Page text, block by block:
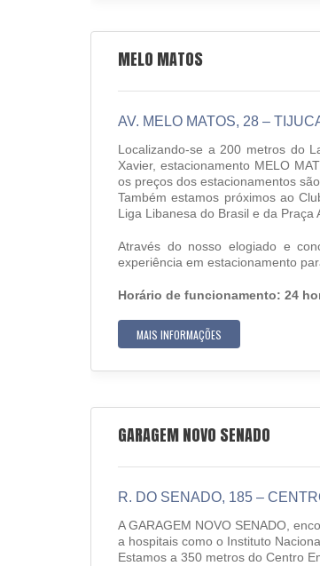
MELO MATOS
AV. MELO MATOS, 28 –
Localizando-se a 200 metros do
Xavier, estacionamento MELO
os preços dos estacionamentos
Também estamos próximos ao
Liga Libanesa do Brasil e da Praça
Através do nosso elogiado e
experiência em estacionamento
Horário de funcionamento: 24
MAIS INFORMAÇÕES
GARAGEM NOVO SENADO
R. DO SENADO, 185 –
A GARAGEM NOVO SENADO,
a hospitais como o Instituto
Estamos a 350 metros do Centro